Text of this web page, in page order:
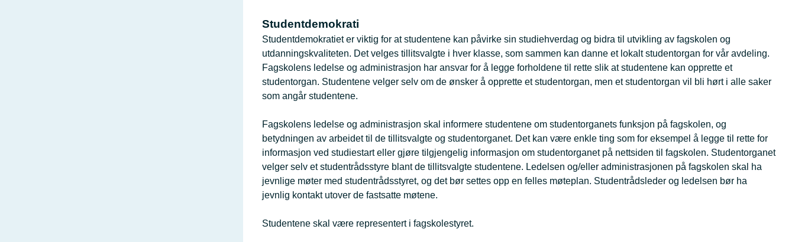
Studentdemokrati
Studentdemokratiet er viktig for at studentene kan påvirke sin studiehverdag og bidra til utvikling av fagskolen og
utdanningskvaliteten. Det velges tillitsvalgte i hver klasse, som sammen kan danne et lokalt studentorgan for vår avdeling.
Fagskolens ledelse og administrasjon har ansvar for å legge forholdene til rette slik at studentene kan opprette et
studentorgan. Studentene velger selv om de ønsker å opprette et studentorgan, men et studentorgan vil bli hørt i alle saker
som angår studentene.
Fagskolens ledelse og administrasjon skal informere studentene om studentorganets funksjon på fagskolen, og
betydningen av arbeidet til de tillitsvalgte og studentorganet. Det kan være enkle ting som for eksempel å legge til rette for
informasjon ved studiestart eller gjøre tilgjengelig informasjon om studentorganet på nettsiden til fagskolen. Studentorganet
velger selv et studentrådsstyre blant de tillitsvalgte studentene. Ledelsen og/eller administrasjonen på fagskolen skal ha
jevnlige møter med studentrådsstyret, og det bør settes opp en felles møteplan. Studentrådsleder og ledelsen bør ha
jevnlig kontakt utover de fastsatte møtene.
Studentene skal være representert i fagskolestyret.